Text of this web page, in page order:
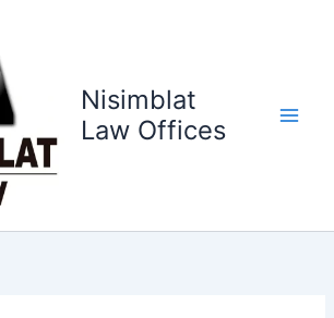
Nisimblat
Law Offices